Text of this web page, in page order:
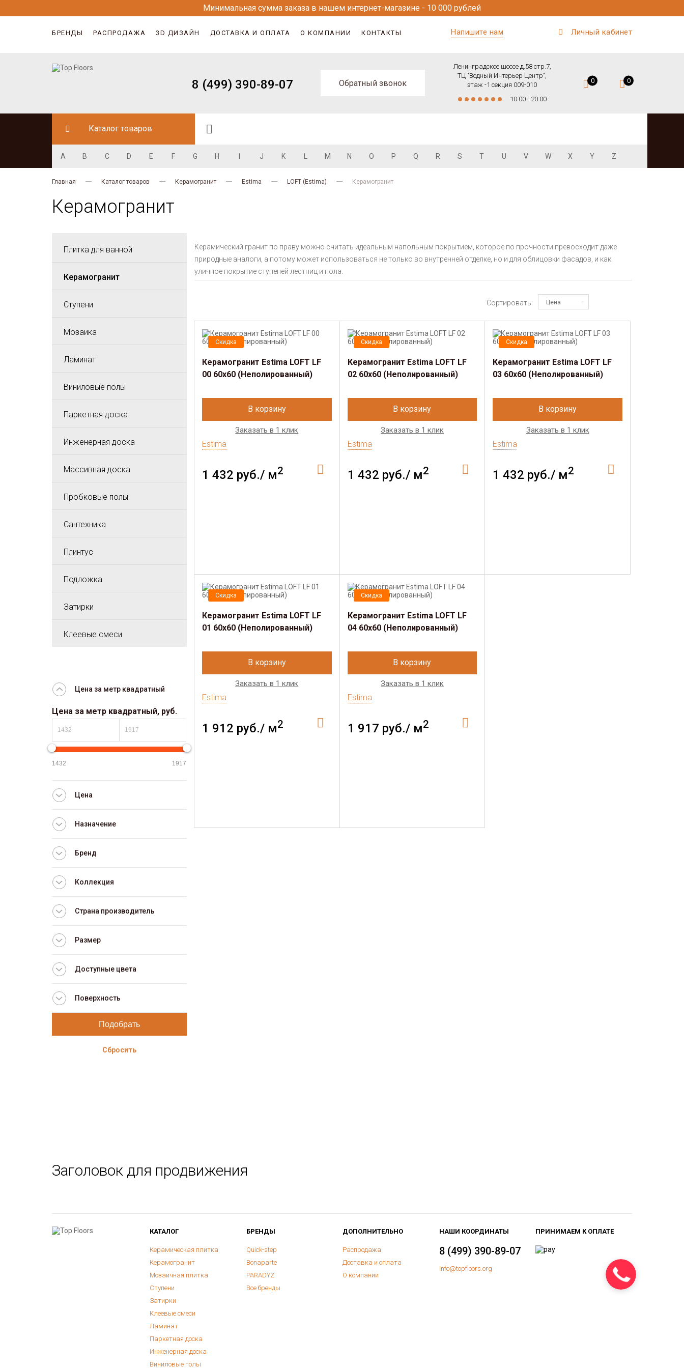
Минимальная сумма заказа в нашем интернет-магазине - 10 000 рублей
БРЕНДЫ РАСПРОДАЖА 3D ДИЗАЙН ДОСТАВКА И ОПЛАТА О КОМПАНИИ КОНТАКТЫ Напишите нам Личный кабинет
8 (499) 390-89-07 Обратный звонок
Ленинградское шоссе д.58 стр.7,
ТЦ "Водный Интерьер Центр",
этаж -1 секция 009-010
10:00 - 20:00
0 0
Каталог товаров
A B C D E F G H J K M N O P Q R S T U V W X Y Z
Главная Каталог товаров Керамогранит Estima LOFT (Estima) Керамогранит
Керамогранит
Плитка для ванной
Керамогранит
Ступени
Мозаика
Ламинат
Виниловые полы
Паркетная доска
Инженерная доска
Массивная доска
Пробковые полы
Сантехника
Плинтус
Подложка
Затирки
Клеевые смеси
Цена за метр квадратный
Цена за метр квадратный, руб.
Цена
Назначение
Бренд
Коллекция
Страна производитель
Размер
Доступные цвета
Поверхность
Сбросить
Керамический гранит по праву можно считать идеальным напольным покрытием, которое по прочности превосходит даже
природные аналоги, а потому может использоваться не только во внутренней отделке, но и для облицовки фасадов, и как
уличное покрытие ступеней лестниц и пола.
Сортировать: Цена
Скидка
Керамогранит Estima LOFT LF
00 60x60 (Неполированный)
В корзину
Заказать в 1 клик
Estima
1 432 руб./ м2
Скидка
Керамогранит Estima LOFT LF
02 60x60 (Неполированный)
В корзину
Заказать в 1 клик
Estima
1 432 руб./ м2
Скидка
Керамогранит Estima LOFT LF
03 60x60 (Неполированный)
В корзину
Заказать в 1 клик
Estima
1 432 руб./ м2
Скидка
Керамогранит Estima LOFT LF
01 60x60 (Неполированный)
В корзину
Заказать в 1 клик
Estima
1 912 руб./ м2
Скидка
Керамогранит Estima LOFT LF
04 60x60 (Неполированный)
В корзину
Заказать в 1 клик
Estima
1 917 руб./ м2
Заголовок для продвижения
КАТАЛОГ
Керамическая плитка
Керамогранит
Мозаичная плитка
Ступени
Затирки
Клеевые смеси
Ламинат
Паркетная доска
Инженерная доска
Виниловые полы
БРЕНДЫ
Quick-step
Bonaparte
PARADYZ
Все бренды
ДОПОЛНИТЕЛЬНО
Распродажа
Доставка и оплата
О компании
НАШИ КООРДИНАТЫ
8 (499) 390-89-07
Info@topfloors.org
ПРИНИМАЕМ К ОПЛАТЕ